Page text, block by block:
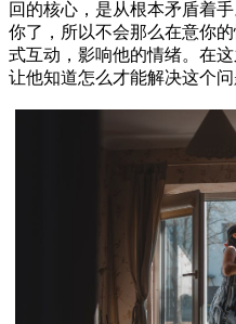
回的核心，是从根本矛盾着
你了，所以不会那么在意你
式互动，影响他的情绪。在
让他知道怎么才能解决这个问